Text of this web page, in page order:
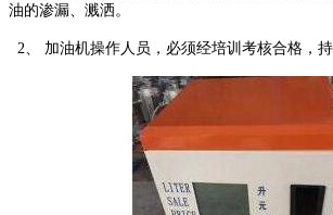
油的渗漏、溅洒。
2、 加油机操作人员，必须经培训考核合格，持